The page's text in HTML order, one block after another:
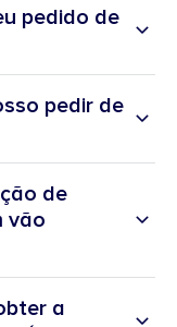
pedido de
pedir de
de
vão
a